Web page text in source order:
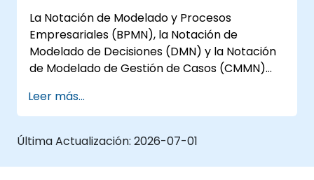
La Notación de Modelado y Procesos
Empresariales (BPMN), la Notación de
Modelado de Decisiones (DMN) y la Notación
de Modelado de Gestión de Casos (CMMN)
Objetos (OMG) para el modelado de
procesos, decisiones y casos. Este curso
ofrece una introducción a todos ellos e
uno.
Leer más...
Última Actualización: 2026-07-01